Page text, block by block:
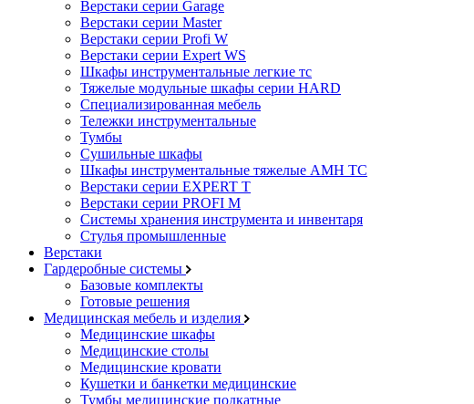
Верстаки серии Garage
Верстаки серии Master
Верстаки серии Profi W
Верстаки серии Expert WS
Шкафы инструментальные легкие тс
Тяжелые модульные шкафы серии HARD
Cпециализированная мебель
Тележки инструментальные
Тумбы
Cушильные шкафы
Шкафы инструментальные тяжелые AMH TC
Верстаки серии EXPERT T
Верстаки серии PROFI M
Системы хранения инструмента и инвентаря
Стулья промышленные
Верстаки
Гардеробные системы
Базовые комплекты
Готовые решения
Медицинская мебель и изделия
Медицинские шкафы
Медицинские столы
Медицинские кровати
Кушетки и банкетки медицинские
Тумбы медицинские подкатные